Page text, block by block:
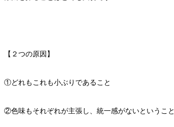
【２つの原因】
①どれもこれも小ぶりであること
②色味もそれぞれが主張し、統一感がないということ